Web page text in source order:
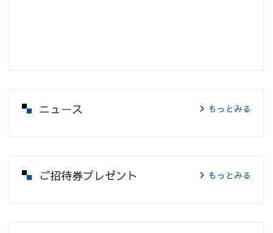
ニュース もっとみる
ご招待券プレゼント もっとみる